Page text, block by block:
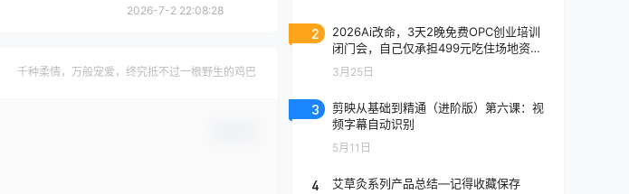
2026-7-2 22:08:28
千种柔情，万般宠爱，终究抵不过一根野生的鸡巴
2
2026Ai改命，3天2晚免费OPC创业培训
闭门会，自己仅承担499元吃住场地资料
费。仅限100席，谢绝空降。
3月25日
3
剪映从基础到精通（进阶版）第六课：视
频字幕自动识别
5月11日
4 艾草灸系列产品总结—记得收藏保存